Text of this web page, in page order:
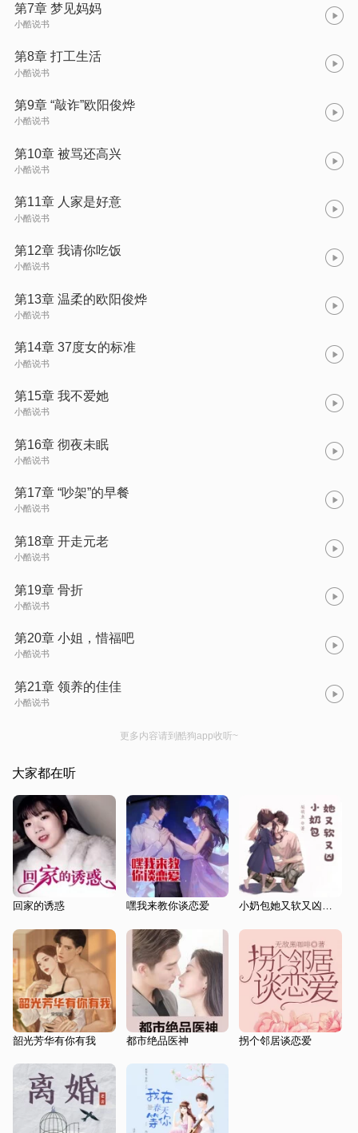
第7章 梦见妈妈
小酷说书
第8章 打工生活
小酷说书
第9章 “敲诈”欧阳俊烨
小酷说书
第10章 被骂还高兴
小酷说书
第11章 人家是好意
小酷说书
第12章 我请你吃饭
小酷说书
第13章 温柔的欧阳俊烨
小酷说书
第14章 37度女的标准
小酷说书
第15章 我不爱她
小酷说书
第16章 彻夜未眠
小酷说书
第17章 “吵架”的早餐
小酷说书
第18章 开走元老
小酷说书
第19章 骨折
小酷说书
第20章 小姐，惜福吧
小酷说书
第21章 领养的佳佳
小酷说书
更多内容请到酷狗app收听~
大家都在听
回家的诱惑 嘿我来教你谈恋爱 小奶包她又软又凶｜青梅竹马，相爱相杀
韶光芳华有你有我 都市绝品医神 拐个邻居谈恋爱